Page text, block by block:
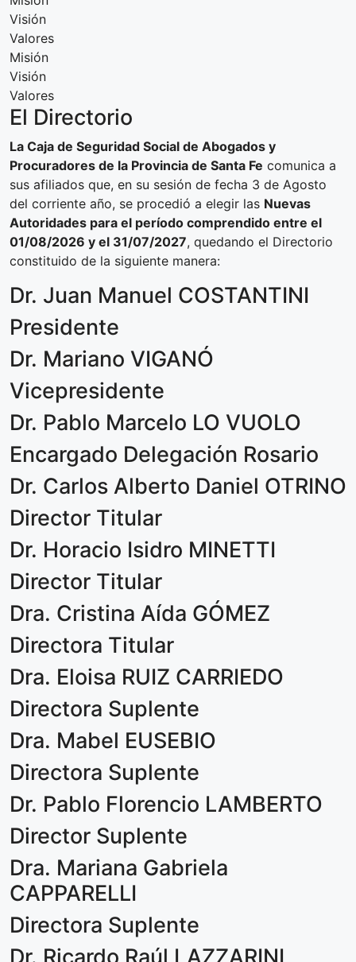
Visión
Valores
Misión
Visión
Valores
El Directorio
La Caja de Seguridad Social de Abogados y
Procuradores de la Provincia de Santa Fe comunica a
sus afiliados que, en su sesión de fecha 3 de Agosto
del corriente año, se procedió a elegir las Nuevas
Autoridades para el período comprendido entre el
01/08/2026 y el 31/07/2027, quedando el Directorio
constituido de la siguiente manera:
Dr. Juan Manuel COSTANTINI
Presidente
Dr. Mariano VIGANÓ
Vicepresidente
Dr. Pablo Marcelo LO VUOLO
Encargado Delegación Rosario
Dr. Carlos Alberto Daniel OTRINO
Director Titular
Dr. Horacio Isidro MINETTI
Director Titular
Dra. Cristina Aída GÓMEZ
Directora Titular
Dra. Eloisa RUIZ CARRIEDO
Directora Suplente
Dra. Mabel EUSEBIO
Directora Suplente
Dr. Pablo Florencio LAMBERTO
Director Suplente
Dra. Mariana Gabriela
CAPPARELLI
Directora Suplente
Dr. Ricardo Raúl LAZZARINI